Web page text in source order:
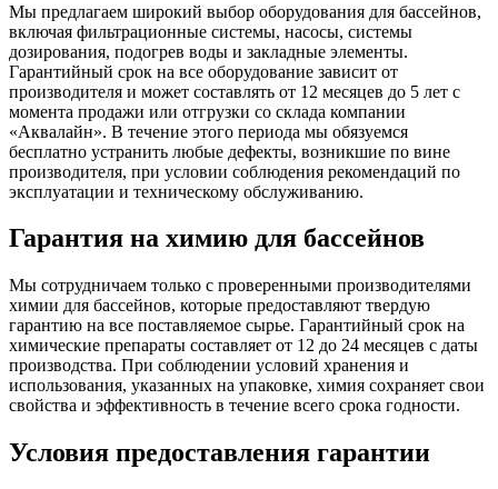
Мы предлагаем широкий выбор оборудования для бассейнов,
включая фильтрационные системы, насосы, системы
дозирования, подогрев воды и закладные элементы.
Гарантийный срок на все оборудование зависит от
производителя и может составлять от 12 месяцев до 5 лет с
момента продажи или отгрузки со склада компании
«Аквалайн». В течение этого периода мы обязуемся
бесплатно устранить любые дефекты, возникшие по вине
производителя, при условии соблюдения рекомендаций по
эксплуатации и техническому обслуживанию.
Гарантия на химию для бассейнов
Мы сотрудничаем только с проверенными производителями
химии для бассейнов, которые предоставляют твердую
гарантию на все поставляемое сырье. Гарантийный срок на
химические препараты составляет от 12 до 24 месяцев с даты
производства. При соблюдении условий хранения и
использования, указанных на упаковке, химия сохраняет свои
свойства и эффективность в течение всего срока годности.
Условия предоставления гарантии